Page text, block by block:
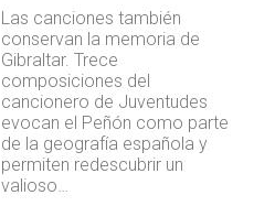
Las canciones también
conservan la memoria de
Gibraltar. Trece
composiciones del
cancionero de Juventudes
evocan el Peñón como parte
de la geografía española y
permiten redescubrir un
valioso…